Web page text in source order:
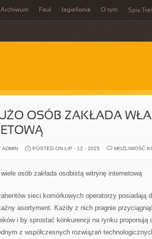
Archiwum Faul Jagiellonia O tym Spis
OSÓB ZAKŁADA
ADMIN POSTED ON LIP - 12 - 2025
MOŻLIWOŚĆ
osób zakłada osobistą witrynę internetową
sieci komórkowych operatorzy posiadają
asortyment. Każdy z nich pragnie
i by sprostać konkurencji na rynku proponują
z współczesnych rozwiązań